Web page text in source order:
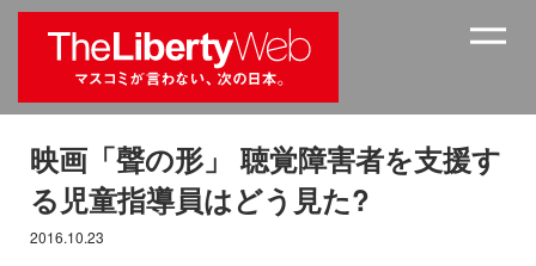
映画「聲の形」 聴覚障害者を支援す
る児童指導員はどう見た?
2016.10.23